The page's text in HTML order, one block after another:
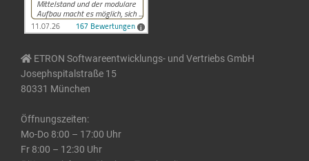
ETRON Softwareentwicklungs- und Vertriebs GmbH
Josephspitalstraße 15
80331 München
Öffnungszeiten:
Mo-Do 8:00 – 17:00 Uhr
Fr 8:00 – 12:30 Uhr